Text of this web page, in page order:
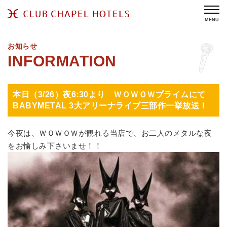
MENU
お知らせ
本日（3/26）夜6:30より ＷＯＷＯＷプライムにて
BABYMETAL 3大アリーナライブ三部作一挙放送！
今夜は、ＷＯＷＯＷが観れる当店で、お二人のメタルな夜
をお愉しみ下さいませ！！